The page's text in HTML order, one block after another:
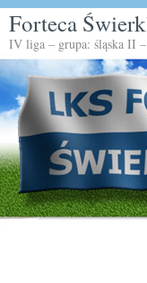
Forteca
IV liga – grupa: śląska II